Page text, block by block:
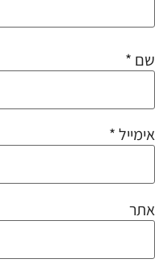
שם *
אימייל*
אתר